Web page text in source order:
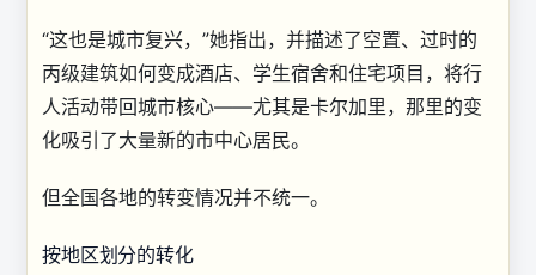
“这也是城市复兴，”她指出，并描述了空置、过时的
丙级建筑如何变成酒店、学生宿舍和住宅项目，将行
人活动带回城市核心——尤其是卡尔加里，那里的变
化吸引了大量新的市中心居民。
但全国各地的转变情况并不统一。
按地区划分的转化